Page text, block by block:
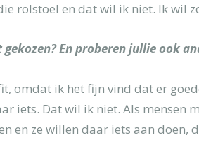
privacy
rolstoel en dat wil ik niet. Ik wil
En proberen jullie ook
omdat ik het fijn vind dat er
iets. Dat wil ik niet. Als
en ze willen daar iets aan